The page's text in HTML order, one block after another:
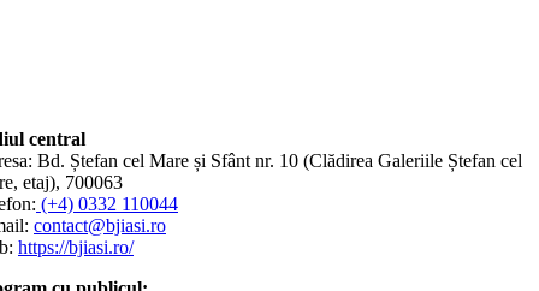
central
Bd. Ștefan cel Mare și Sfânt nr. 10 (Clădirea Galeriile Ștefan cel
etaj), 700063
(+4) 0332 110044
contact@bjiasi.ro
https://bjiasi.ro/